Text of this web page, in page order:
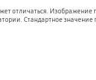
отличаться. Изображение
Стандартное